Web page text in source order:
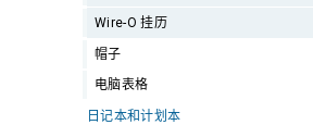
Wire-O 挂历
帽子
电脑表格
日记本和计划本